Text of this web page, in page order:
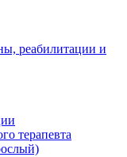
реабилитации и
терапевта